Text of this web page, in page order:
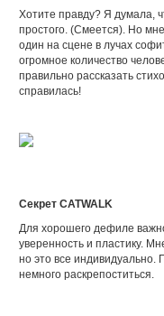
Хотите правду? Я думала,
простого. (Смеется). Но
один на сцене в лучах
огромное количество
правильно рассказать
справилась!
Секрет CATWALK
Для хорошего дефиле
уверенность и пластику.
но это все индивидуально.
немного раскрепоститься.